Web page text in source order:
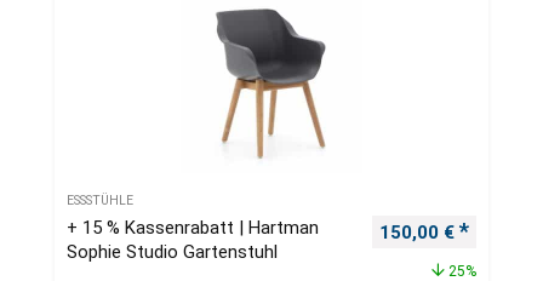
ESSSTÜHLE
+ 15 % Kassenrabatt | Hartman
Sophie Studio Gartenstuhl
Ursprünglicher
150,00 €
25%